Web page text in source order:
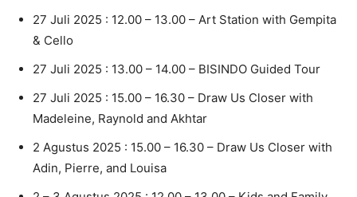
27 Juli 2025 : 12.00 – 13.00 – Art Station with Gempita
& Cello
27 Juli 2025 : 13.00 – 14.00 – BISINDO Guided Tour
27 Juli 2025 : 15.00 – 16.30 – Draw Us Closer with
Madeleine, Raynold and Akhtar
2 Agustus 2025 : 15.00 – 16.30 – Draw Us Closer with
Adin, Pierre, and Louisa